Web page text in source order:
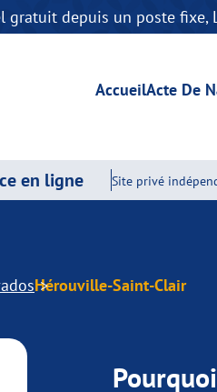
gratuit depuis un poste fixe,
AccueilActe De
en ligne Site privé
Hérouville-Saint-Clair